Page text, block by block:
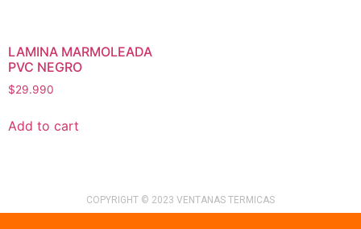
LAMINA MARMOLEADA
PVC NEGRO
$29.990
Add to cart
COPYRIGHT © 2023 VENTANAS TERMICAS